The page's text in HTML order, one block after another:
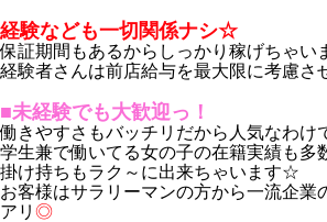
経験なども一切関係ナシ☆
保証期間もあるからしっかり稼げちゃい
経験者さんは前店給与を最大限に考慮
■未経験でも大歓迎っ！
働きやすさもバッチリだから人気なわけ
学生兼で働いてる女の子の在籍実績も多
掛け持ちもラク～に出来ちゃいます☆
お客様はサラリーマンの方から一流企業
アリ ◎